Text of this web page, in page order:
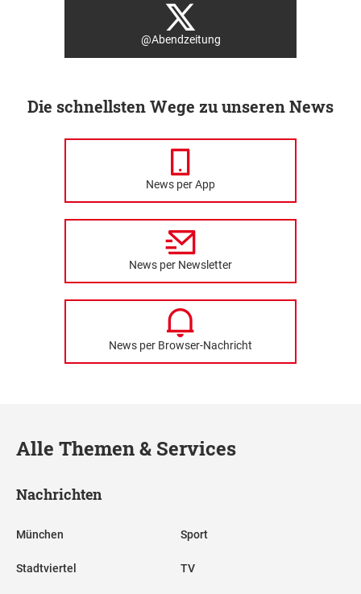
@Abendzeitung
Die schnellsten Wege zu unseren News
News per App
News per Newsletter
News per Browser-Nachricht
Alle Themen & Services
Nachrichten
München
Stadtviertel
Sport
TV